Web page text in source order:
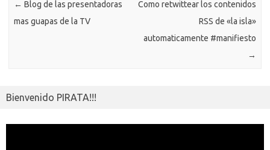
i
r
← Blog de las presentadoras
mas guapas de la TV
Como retwittear los contenidos
RSS de «la isla»
automaticamente #manifiesto
→
Bienvenido PIRATA!!!